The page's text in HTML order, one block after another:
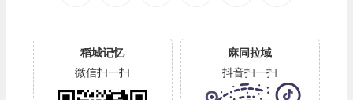
稻城记忆
微信扫一扫
麻同拉域
抖音扫一扫